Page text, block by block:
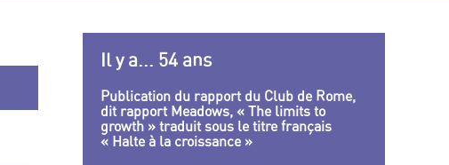
Il y a... 54 ans
Publication du rapport du Club de Rome,
dit rapport Meadows, « The limits to
growth » traduit sous le titre français
« Halte à la croissance »